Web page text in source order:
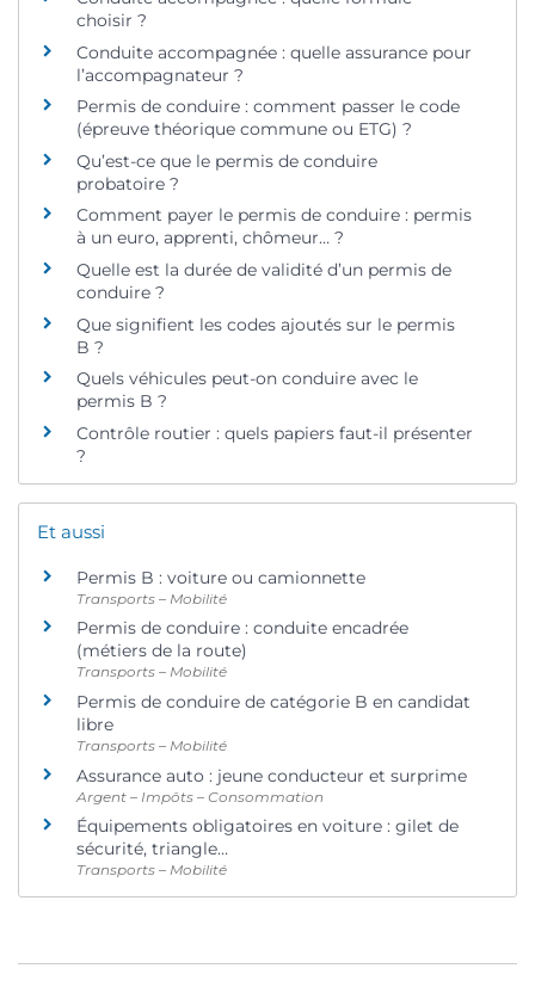
choisir ?
Conduite accompagnée : quelle assurance pour
l’accompagnateur ?
Permis de conduire : comment passer le code
(épreuve théorique commune ou ETG) ?
Qu’est-ce que le permis de conduire
probatoire ?
Comment payer le permis de conduire : permis
à un euro, apprenti, chômeur… ?
Quelle est la durée de validité d’un permis de
conduire ?
Que signifient les codes ajoutés sur le permis
B ?
Quels véhicules peut-on conduire avec le
permis B ?
Contrôle routier : quels papiers faut-il présenter
?
Et aussi
Permis B : voiture ou camionnette
Transports – Mobilité
Permis de conduire : conduite encadrée
(métiers de la route)
Transports – Mobilité
Permis de conduire de catégorie B en candidat
libre
Transports – Mobilité
Assurance auto : jeune conducteur et surprime
Argent – Impôts – Consommation
Équipements obligatoires en voiture : gilet de
sécurité, triangle…
Transports – Mobilité